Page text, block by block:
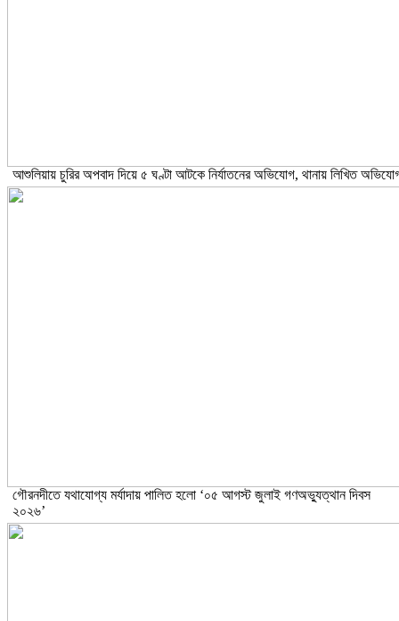
আশুলিয়ায় চুরির অপবাদ দিয়ে ৫ ঘণ্টা আটকে নির্যাতনের অভিযোগ, থানায় লিখিত
‎গৌরনদীতে যথাযোগ্য মর্যাদায় পালিত হলো ‘০৫ আগস্ট জুলাই গণঅভ্যুত্থান দিবস
২০২৬’